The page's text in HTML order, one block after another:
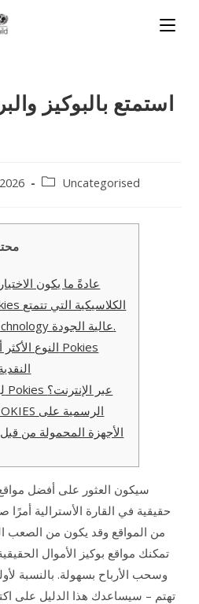
استمتع بالبوكيز
Uncategorised
بمكتبة ألعاب WGS Technology عالية الجودة.
هل PayID ليس ضارًا بـ Pokies عبر الإنترنت؟
الأجهزة المحمولة من
سيكون العثور على أفضل مواقع
حقيقية في القارة الأسترالية أمرًا
من المواقع وقد يكون من الصعب
تمكنك مواقع بوكيز الأموال
وسحب الأرباح بسهولة. بالنسبة
تهتم – سيساعدك هذا الدليل على